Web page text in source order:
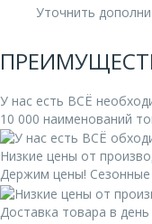
Уточнить
У нас есть ВСЁ
10 000 наименований
Низкие цены от
Держим цены! Сезонные
Доставка товара в день